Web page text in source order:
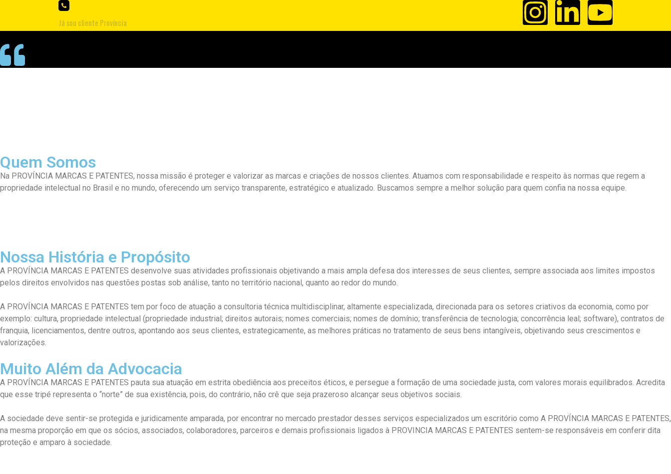
Já sou cliente Província
Quem Somos
Na PROVÍNCIA MARCAS E PATENTES, nossa missão é proteger e valorizar as marcas e criações de nossos clientes. Atuamos com responsabilidade e respeito às normas que regem a
propriedade intelectual no Brasil e no mundo, oferecendo um serviço transparente, estratégico e atualizado. Buscamos sempre a melhor solução para quem confia na nossa equipe.
Nossa História e Propósito
A PROVÍNCIA MARCAS E PATENTES desenvolve suas atividades profissionais objetivando a mais ampla defesa dos interesses de seus clientes, sempre associada aos limites impostos
pelos direitos envolvidos nas questões postas sob análise, tanto no território nacional, quanto ao redor do mundo.
A PROVÍNCIA MARCAS E PATENTES tem por foco de atuação a consultoria técnica multidisciplinar, altamente especializada, direcionada para os setores criativos da economia, como por
exemplo: cultura, propriedade intelectual (propriedade industrial; direitos autorais; nomes comerciais; nomes de domínio; transferência de tecnologia; concorrência leal; software), contratos de
franquia, licenciamentos, dentre outros, apontando aos seus clientes, estrategicamente, as melhores práticas no tratamento de seus bens intangíveis, objetivando seus crescimentos e
valorizações.
Muito Além da Advocacia
A PROVÍNCIA MARCAS E PATENTES pauta sua atuação em estrita obediência aos preceitos éticos, e persegue a formação de uma sociedade justa, com valores morais equilibrados. Acredita
que esse tripé representa o “norte” de sua existência, pois, do contrário, não crê que seja prazeroso alcançar seus objetivos sociais.
A sociedade deve sentir-se protegida e juridicamente amparada, por encontrar no mercado prestador desses serviços especializados um escritório como A PROVÍNCIA MARCAS E PATENTES,
na mesma proporção em que os sócios, associados, colaboradores, parceiros e demais profissionais ligados à PROVINCIA MARCAS E PATENTES sentem-se responsáveis em conferir dita
proteção e amparo à sociedade.